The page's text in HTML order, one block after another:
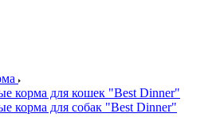
корма для кошек "Best Dinner"
корма для собак "Best Dinner"